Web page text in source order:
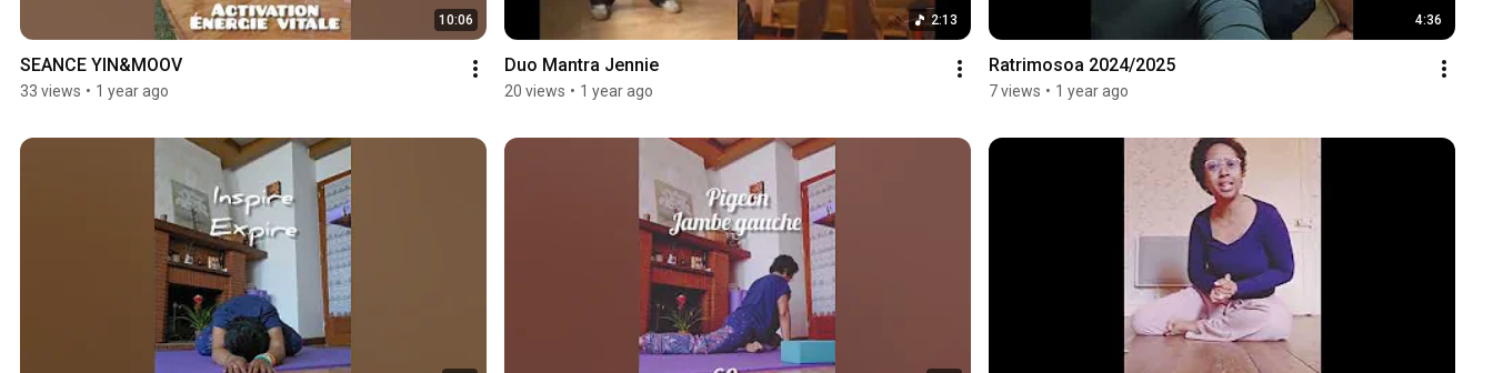
10:06
SEANCE YIN&MOOV
33 views • 1 year ago
2:13
Duo Mantra Jennie
20 views • 1 year ago
4:36
Ratrimosoa 2024/2025
7 views • 1 year ago